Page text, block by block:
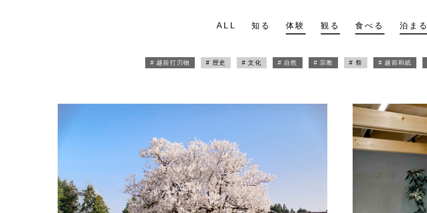
ALL 知る 体験 観る 食べる 泊まる
# 越前打刃物 # 歴史 # 文化 # 自然 # 宗教 # 祭 # 越前和紙